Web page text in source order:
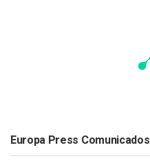
Europa Press Comunicados